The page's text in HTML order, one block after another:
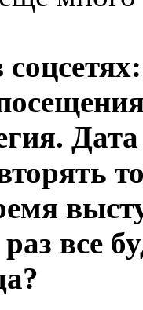
все